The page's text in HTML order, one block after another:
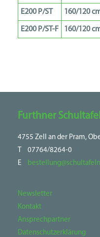
E200 P/ST 160/120
E200 P/ST-F 160/120
Furthner
4755 Zell an der Pram,
T
07764/8264-0
E
Newsletter
Kontakt
Ansprechpartner
Datenschutzerklärung